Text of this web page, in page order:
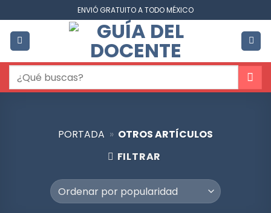
al
contenido
ENVIÓ GRATUITO A TODO MÉXICO
Buscar
por:
PORTADA » OTROS ARTÍCULOS
FILTRAR